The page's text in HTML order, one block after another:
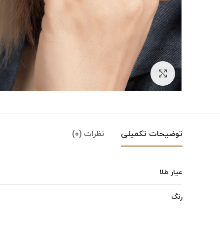
بزرگنمایی تصویر
توضیحات تکمیلی نظرات (0)
عیار طلا
رنگ